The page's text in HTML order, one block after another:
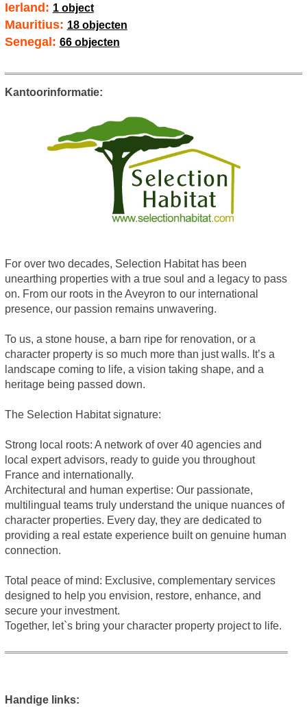
Ierland: 1 object
Mauritius: 18 objecten
Senegal: 66 objecten
Kantoorinformatie:
For over two decades, Selection Habitat has been
unearthing properties with a true soul and a legacy to pass
on. From our roots in the Aveyron to our international
presence, our passion remains unwavering.
To us, a stone house, a barn ripe for renovation, or a
character property is so much more than just walls. It’s a
landscape coming to life, a vision taking shape, and a
heritage being passed down.
The Selection Habitat signature:
Strong local roots: A network of over 40 agencies and
local expert advisors, ready to guide you throughout
France and internationally.
Architectural and human expertise: Our passionate,
multilingual teams truly understand the unique nuances of
character properties. Every day, they are dedicated to
providing a real estate experience built on genuine human
connection.
Total peace of mind: Exclusive, complementary services
designed to help you envision, restore, enhance, and
secure your investment.
Together, let`s bring your character property project to life.
Handige links: